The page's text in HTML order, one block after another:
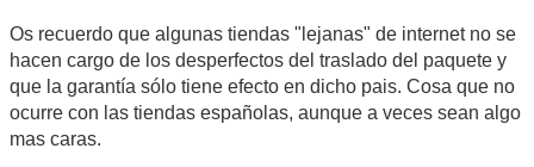
Os recuerdo que algunas tiendas "lejanas" de internet no se
hacen cargo de los desperfectos del traslado del paquete y
que la garantía sólo tiene efecto en dicho pais. Cosa que no
ocurre con las tiendas españolas, aunque a veces sean algo
mas caras.